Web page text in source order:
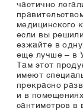
частично
медицинского
если вы
езжайте в
еще лучше – в
Там этот
имеют
прекрасно
и в
сантиметров в